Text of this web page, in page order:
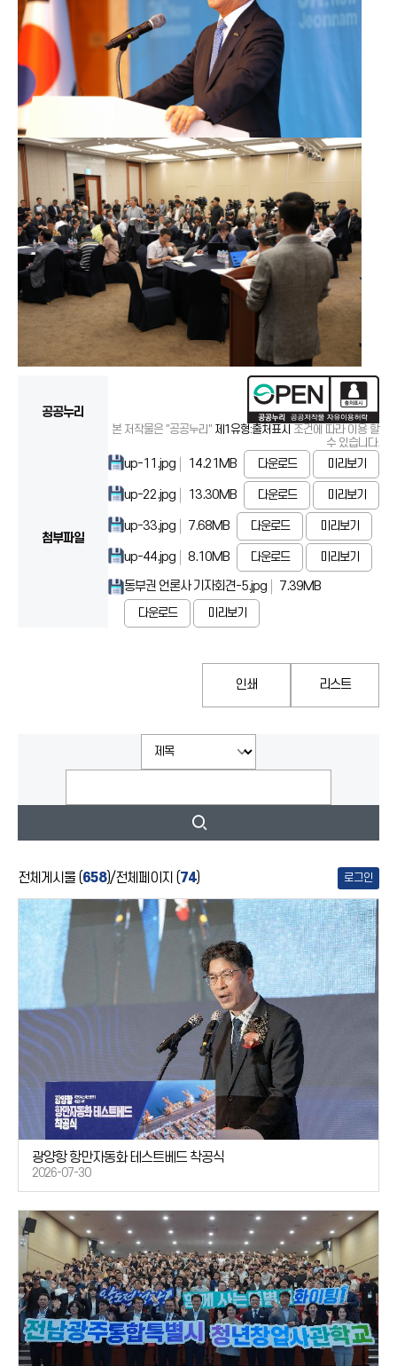
공공누리
본 저작물은 "공공누리" 제1유형:출처표시 조건에 따라 이용 할
수 있습니다.
첨부파일
up-11.jpg 14.21MB 다운로드 미리보기
up-22.jpg 13.30MB 다운로드 미리보기
up-33.jpg 7.68MB 다운로드 미리보기
up-44.jpg 8.10MB 다운로드 미리보기
동부권 언론사 기자회견-5.jpg 7.39MB
다운로드 미리보기
인쇄 리스트
전체게시물 (658)/전체페이지 (74) 로그인
광양항 항만자동화 테스트베드 착공식
2026-07-30